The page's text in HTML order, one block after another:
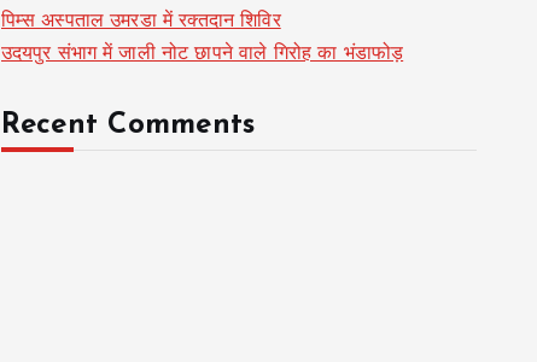
पिम्स अस्पताल उमरडा में रक्तदान शिविर
उदयपुर संभाग में जाली नोट छापने वाले गिरोह का भंडाफोड़
Recent Comments